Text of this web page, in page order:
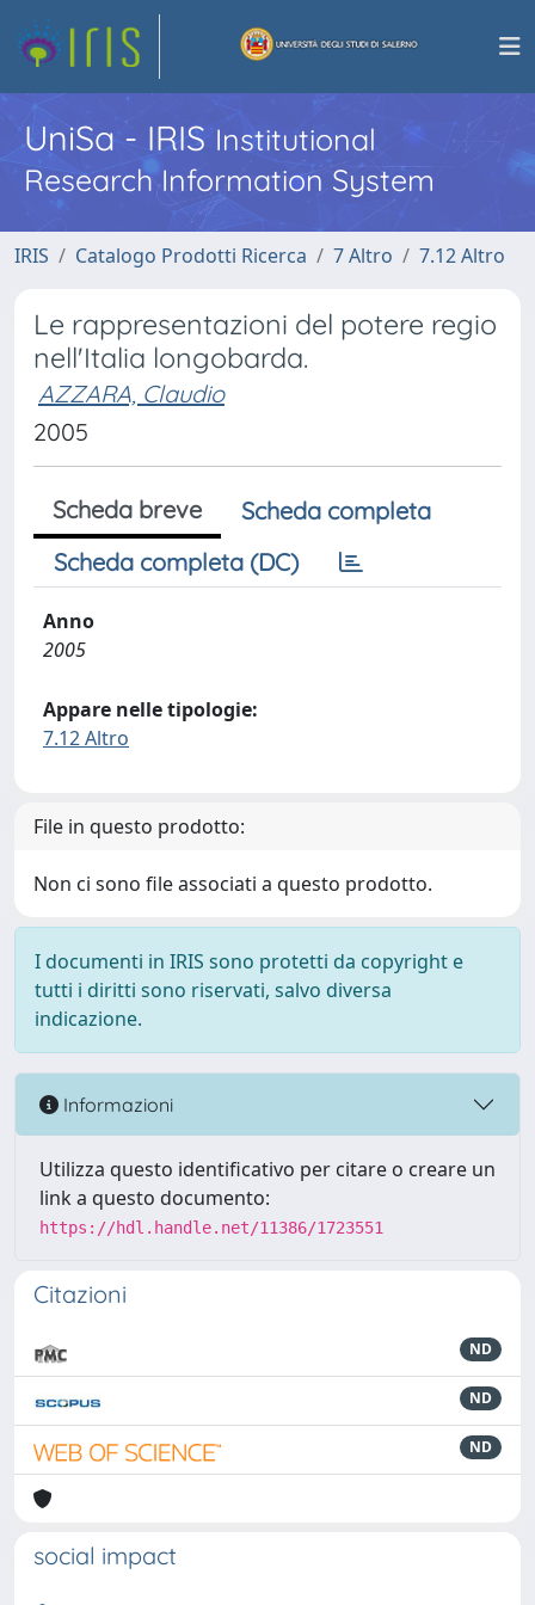
UniSa - IRISInstitutional
Research Information System
IRIS Catalogo Prodotti Ricerca 7 Altro 7.12 Altro
Le rappresentazioni del potere regio
nell'Italia longobarda.
AZZARA, Claudio
2005
Scheda breve
Scheda completa
Scheda completa (DC)
Anno
2005
Appare nelle tipologie:
7.12 Altro
File in questo prodotto:
Non ci sono file associati a questo prodotto.
I documenti in IRIS sono protetti da copyright e
tutti i diritti sono riservati, salvo diversa
indicazione.
Informazioni
Utilizza questo identificativo per citare o creare un
link a questo documento:
https://hdl.handle.net/11386/1723551
Citazioni
ND
ND
ND
social impact